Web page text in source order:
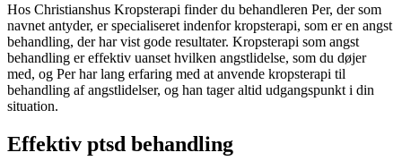
Hos Christianshus Kropsterapi finder du behandleren Per, der som
navnet antyder, er specialiseret indenfor kropsterapi, som er en angst
behandling, der har vist gode resultater. Kropsterapi som angst
behandling er effektiv uanset hvilken angstlidelse, som du døjer
med, og Per har lang erfaring med at anvende kropsterapi til
behandling af angstlidelser, og han tager altid udgangspunkt i din
situation.
Effektiv ptsd behandling